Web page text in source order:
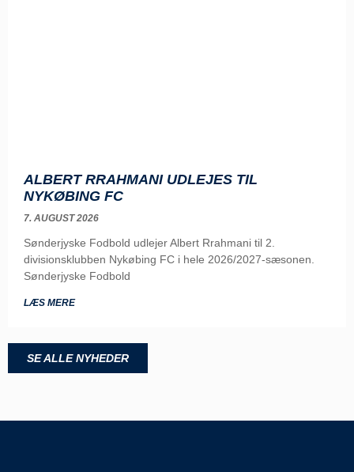
ALBERT RRAHMANI UDLEJES TIL
NYKØBING FC
7. AUGUST 2026
Sønderjyske Fodbold udlejer Albert Rrahmani til 2.
divisionsklubben Nykøbing FC i hele 2026/2027-sæsonen.
Sønderjyske Fodbold
LÆS MERE
SE ALLE NYHEDER